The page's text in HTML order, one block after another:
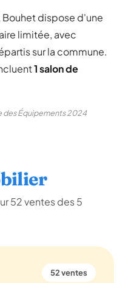
dispose d'une
limitée, avec
sur la commune.
1 salon de
des Équipements 2024
52 ventes des 5
52 ventes